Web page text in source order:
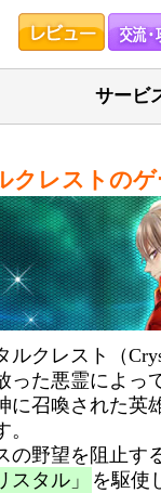
サービ
クレストの
ルクレスト（
った悪霊によっ
に召喚された英
の野望を阻止す
スタル」
を駆使